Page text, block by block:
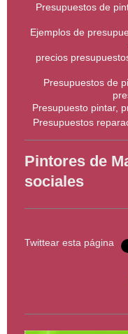
Presupuestos de
Ejemplos de
precios
Presupuestos de
Presupuesto pintar,
Presupuestos
Pintores de
sociales
Twittear esta página